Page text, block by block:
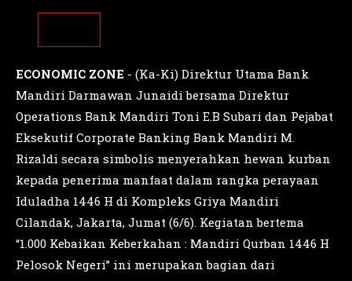
ECONOMIC ZONE - (Ka-Ki) Direktur Utama Bank
Mandiri Darmawan Junaidi bersama Direktur
Operations Bank Mandiri Toni E.B Subari dan Pejabat
Eksekutif Corporate Banking Bank Mandiri M.
Rizaldi secara simbolis menyerahkan hewan kurban
kepada penerima manfaat dalam rangka perayaan
Iduladha 1446 H di Kompleks Griya Mandiri
Cilandak, Jakarta, Jumat (6/6). Kegiatan bertema
“1.000 Kebaikan Keberkahan : Mandiri Qurban 1446 H
Pelosok Negeri” ini merupakan bagian dari